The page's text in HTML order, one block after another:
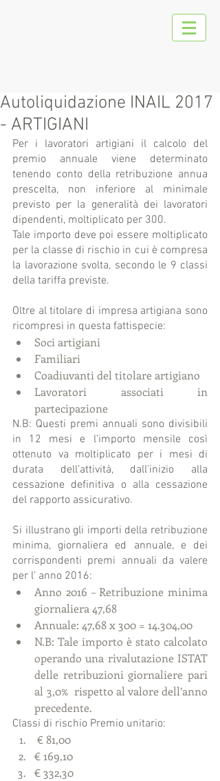
Autoliquidazione INAIL 2017
- ARTIGIANI
Per i lavoratori artigiani il calcolo del
premio annuale viene determinato
tenendo conto della retribuzione annua
prescelta, non inferiore al minimale
previsto per la generalità dei lavoratori
dipendenti, moltiplicato per 300.
Tale importo deve poi essere moltiplicato
per la classe di rischio in cui è compresa
la lavorazione svolta, secondo le 9 classi
della tariffa previste.
Oltre al titolare di impresa artigiana sono
ricompresi in questa fattispecie:
Soci artigiani
Familiari
Coadiuvanti del titolare artigiano
Lavoratori associati in
partecipazione
N.B: Questi premi annuali sono divisibili
in 12 mesi e l’importo mensile così
ottenuto va moltiplicato per i mesi di
durata dell’attività, dall’inizio alla
cessazione definitiva o alla cessazione
del rapporto assicurativo.
Si illustrano gli importi della retribuzione
minima, giornaliera ed annuale, e dei
corrispondenti premi annuali da valere
per l’ anno 2016:
Anno 2016 – Retribuzione minima
giornaliera 47,68
Annuale: 47,68 x 300 = 14.304,00
N.B: Tale importo è stato calcolato
operando una rivalutazione ISTAT
delle retribuzioni giornaliere pari
al 3,0%  rispetto al valore dell’anno
precedente.
Classi di rischio Premio unitario:
€ 81,00
€ 169,10
€ 332,30